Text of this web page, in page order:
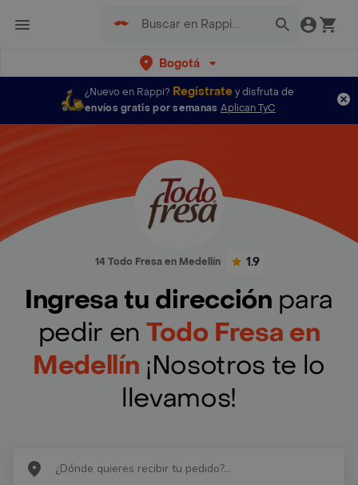
Bogotá
¿Nuevo en Rappi? Regístratey disfruta de
envíos gratis por semanas Aplican TyC
14 Todo Fresa en Medellín 1.9
Ingresa tu dirección para
pedir en Todo Fresa en
Medellín ¡Nosotros te lo
llevamos!